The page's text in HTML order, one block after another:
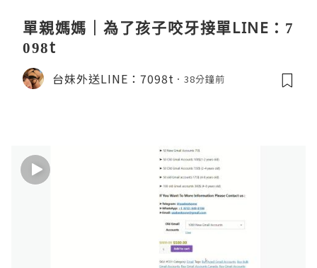
單親媽媽｜為了孩子咬牙接單LINE：7
098t
台妹外送LINE：7098t 38分鐘前